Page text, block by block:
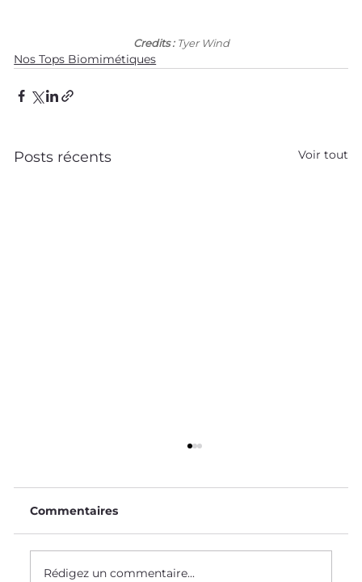
Credits : Tyer Wind
Nos Tops Biomimétiques
Posts récents Voir tout
Commentaires
Rédigez un commentaire...